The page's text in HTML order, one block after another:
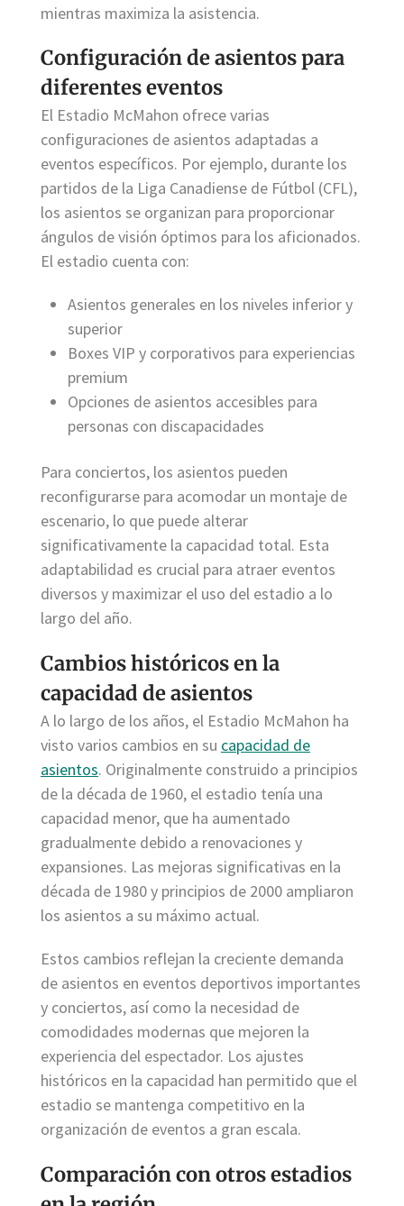
mientras maximiza la asistencia.
Configuración de asientos para
diferentes eventos
El Estadio McMahon ofrece varias
configuraciones de asientos adaptadas a
eventos específicos. Por ejemplo, durante los
partidos de la Liga Canadiense de Fútbol (CFL),
los asientos se organizan para proporcionar
ángulos de visión óptimos para los aficionados.
El estadio cuenta con:
Asientos generales en los niveles inferior y
superior
Boxes VIP y corporativos para experiencias
premium
Opciones de asientos accesibles para
personas con discapacidades
Para conciertos, los asientos pueden
reconfigurarse para acomodar un montaje de
escenario, lo que puede alterar
significativamente la capacidad total. Esta
adaptabilidad es crucial para atraer eventos
diversos y maximizar el uso del estadio a lo
largo del año.
Cambios históricos en la
capacidad de asientos
A lo largo de los años, el Estadio McMahon ha
visto varios cambios en su capacidad de
asientos. Originalmente construido a principios
de la década de 1960, el estadio tenía una
capacidad menor, que ha aumentado
gradualmente debido a renovaciones y
expansiones. Las mejoras significativas en la
década de 1980 y principios de 2000 ampliaron
los asientos a su máximo actual.
Estos cambios reflejan la creciente demanda
de asientos en eventos deportivos importantes
y conciertos, así como la necesidad de
comodidades modernas que mejoren la
experiencia del espectador. Los ajustes
históricos en la capacidad han permitido que el
estadio se mantenga competitivo en la
organización de eventos a gran escala.
Comparación con otros estadios